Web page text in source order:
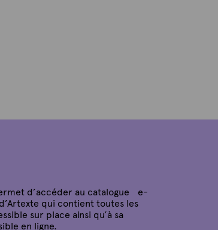
d’accéder au catalogue e-
qui contient toutes les
sur place ainsi qu’à sa
en ligne.